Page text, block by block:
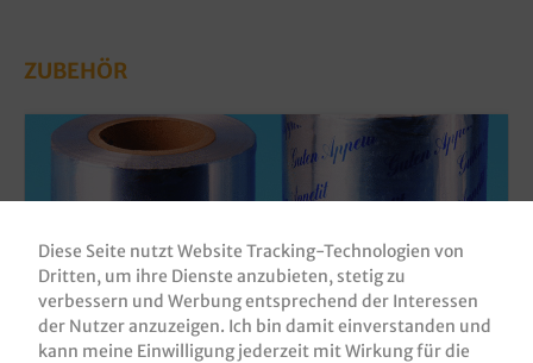
ZUBEHÖR
Diese Seite nutzt Website Tracking-Technologien von
Dritten, um ihre Dienste anzubieten, stetig zu
verbessern und Werbung entsprechend der Interessen
der Nutzer anzuzeigen. Ich bin damit einverstanden und
kann meine Einwilligung jederzeit mit Wirkung für die